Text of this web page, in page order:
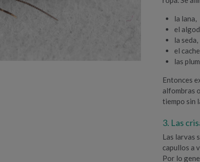
la lana,
el
la seda,
el
las
Entonces
alfombras
tiempo sin
3. Las
Las larvas
capullos a
Por lo